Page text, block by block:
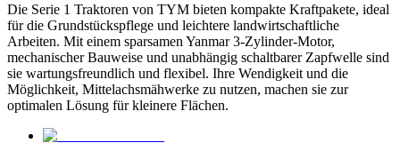
Die Serie 1 Traktoren von TYM bieten kompakte Kraftpakete, ideal
für die Grundstückspflege und leichtere landwirtschaftliche
Arbeiten. Mit einem sparsamen Yanmar 3-Zylinder-Motor,
mechanischer Bauweise und unabhängig schaltbarer Zapfwelle sind
sie wartungsfreundlich und flexibel. Ihre Wendigkeit und die
Möglichkeit, Mittelachsmähwerke zu nutzen, machen sie zur
optimalen Lösung für kleinere Flächen.